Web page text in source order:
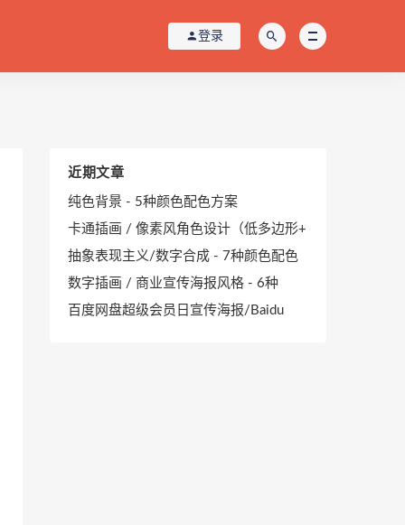
登录
近期文章
纯色背景 - 5种颜色配色方案
卡通插画 / 像素风角色设计（低多边形+
抽象表现主义/数字合成 - 7种颜色配色
数字插画 / 商业宣传海报风格 - 6种
百度网盘超级会员日宣传海报/Baidu